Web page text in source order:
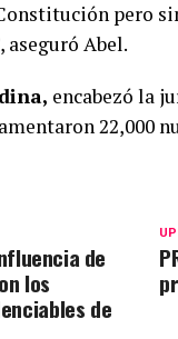
pero
aseguró Abel.
encabezó la
22,000
de
los
de